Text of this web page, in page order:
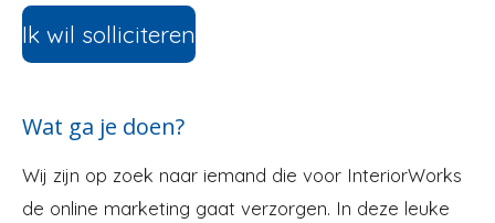
Ik wil solliciteren
Wat ga je doen?
‍‍‍Wij zijn op zoek naar iemand die voor InteriorWorks
de online marketing gaat verzorgen. In deze leuke